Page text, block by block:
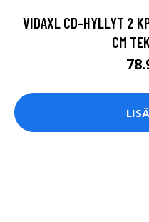
VIDAXL CD-HYLLYT 2
CM